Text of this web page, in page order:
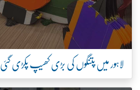
لاہور میں پتنگوں کی بڑی کھیپ پکڑی